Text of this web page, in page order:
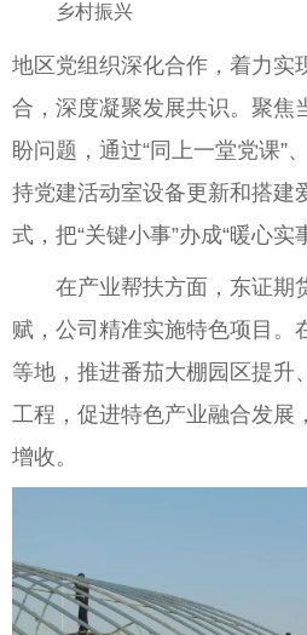
乡村振兴
地区党组织深化合作，着力实
合，深度凝聚发展共识。聚焦
盼问题，通过“同上一堂党课”
持党建活动室设备更新和搭建
式，把“关键小事”办成“暖心实
在产业帮扶方面，东证期
赋，公司精准实施特色项目。
等地，推进番茄大棚园区提升
工程，促进特色产业融合发展
增收。